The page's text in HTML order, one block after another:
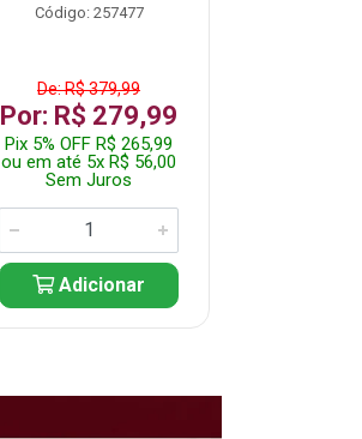
Código: 257477
De: R$ 379,99
Por: R$ 279,99
Pix 5% OFF R$ 265,99
ou em até 5x R$ 56,00
Sem Juros
Adicionar